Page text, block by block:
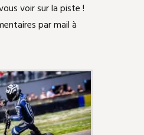
voir sur la piste !
par mail à